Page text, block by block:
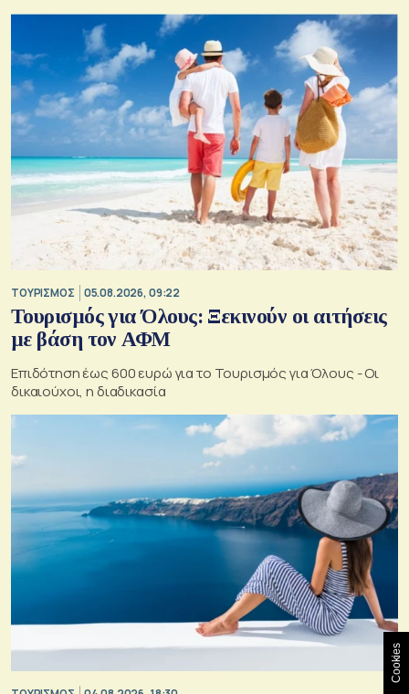
ΤΟΥΡΙΣΜΟΣ 05.08.2026, 09:22
Τουρισμός για Όλους: Ξεκινούν οι αιτήσεις
με βάση τον ΑΦΜ
Επιδότηση έως 600 ευρώ για το Τουρισμός για Όλους - Οι
δικαιούχοι, η διαδικασία
Cookies